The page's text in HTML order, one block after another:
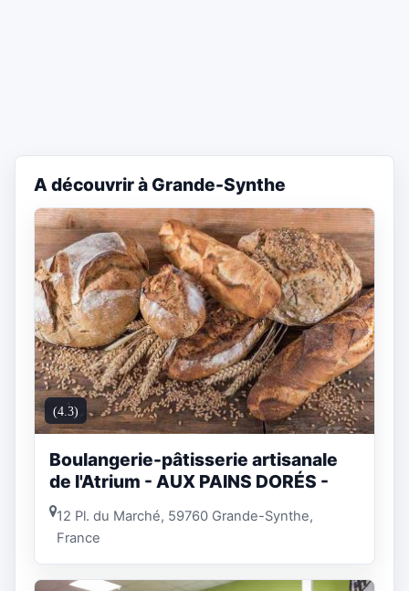
A découvrir à Grande-Synthe
(4.3)
Boulangerie-pâtisserie artisanale
de l'Atrium - AUX PAINS DORÉS -
12 Pl. du Marché, 59760 Grande-Synthe,
France